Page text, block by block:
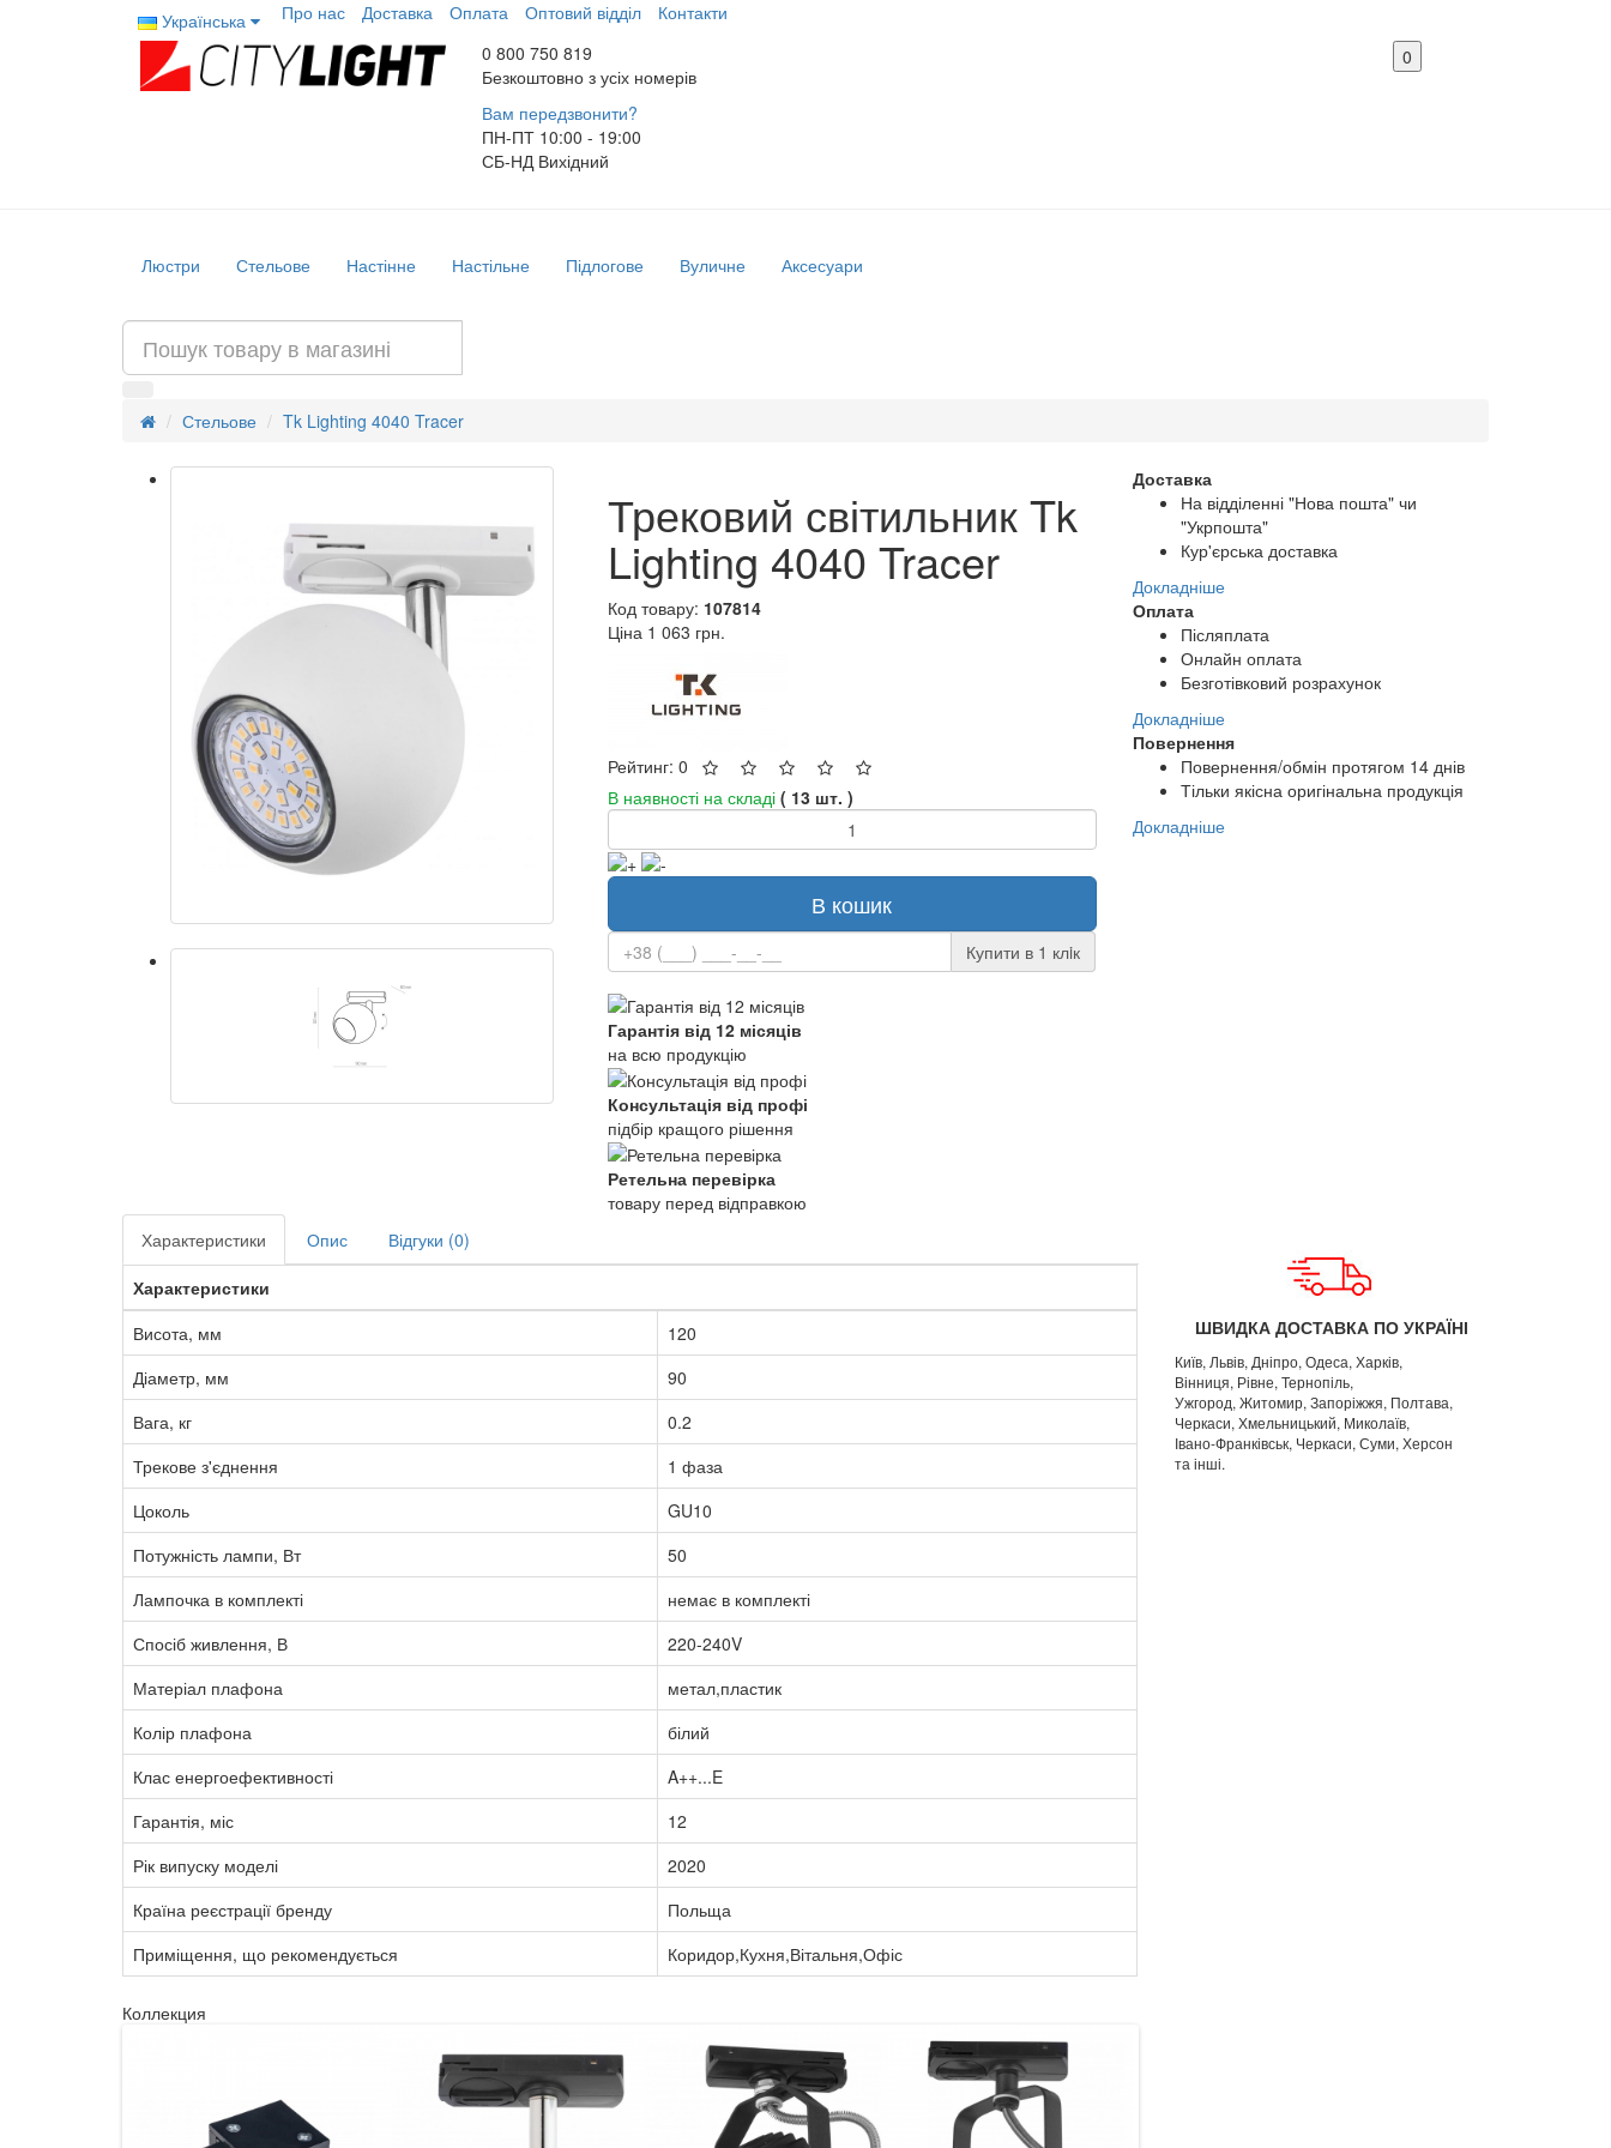
Українська Про нас Доставка Оплата Оптовий відділ
Контакти
0 800 750 819
Безкоштовно з усіх номерів
Вам передзвонити?
ПН-ПТ 10:00 - 19:00
СБ-НДВихідний
0
Люстри Стельове Настінне Настільне Підлогове Вуличне Аксесуари
Стельове Tk Lighting 4040 Tracer
Трековий світильник Tk
Lighting 4040 Tracer
Код товару: 107814
Ціна 1 063 грн.
Рейтинг: 0
В наявності на складі ( 13 шт. )
В кошик
Купити в 1 клiк
Доставка
На відділенні "Нова пошта" чи
"Укрпошта"
Кур'єрська доставка
Докладніше
Оплата
Післяплата
Онлайн оплата
Безготівковий розрахунок
Докладніше
Повернення
Повернення/обмін протягом 14 днів
Тільки якісна оригінальна продукція
Докладніше
Гарантія від 12 місяців
на всю продукцію
Консультація від профі
підбір кращого рішення
Ретельна перевірка
товару перед відправкою
Характеристики
Опис
Відгуки (0)
Характеристики
Висота, мм
120
Діаметр, мм
90
Вага, кг
0.2
Трекове з'єднення
1 фаза
Цоколь
GU10
Потужність лампи, Вт
50
Лампочка в комплекті
немає в комплекті
Спосіб живлення, В
220-240V
Матеріал плафона
метал,пластик
Колір плафона
білий
Клас енергоефективності
A++...E
Гарантія, міс
12
Рік випуску моделі
2020
Країна реєстрації бренду
Польща
Приміщення, що рекомендується
Коридор,Кухня,Вітальня,Офіс
Коллекция
ШВИДКА ДОСТАВКА ПО УКРАЇНІ
Київ, Львів, Дніпро, Одеса, Харків,
Вінниця, Рівне, Тернопіль,
Ужгород, Житомир, Запоріжжя, Полтава,
Черкаси, Хмельницький, Миколаїв,
Івано-Франківськ, Черкаси, Суми, Херсон
та інші.